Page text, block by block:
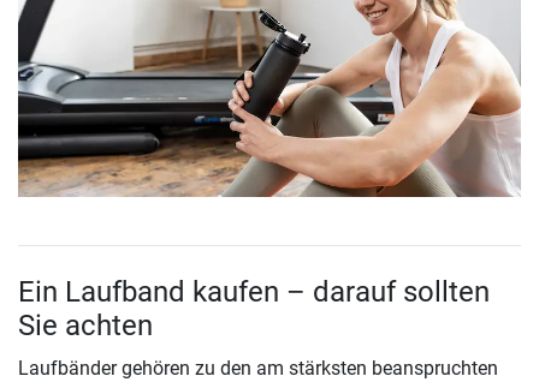
Ein Laufband kaufen – darauf sollten
Sie achten
Laufbänder gehören zu den am stärksten beanspruchten